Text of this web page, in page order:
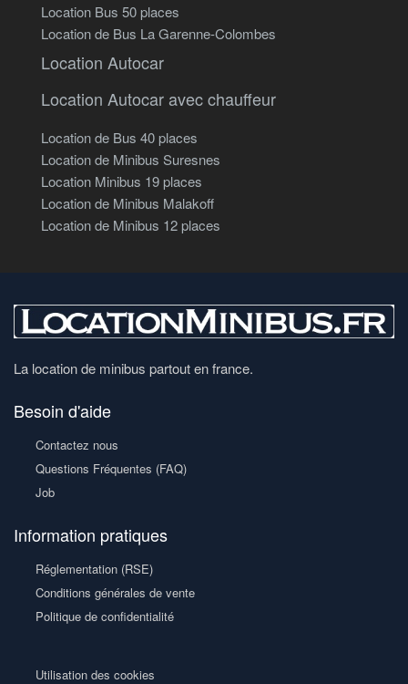
Location Bus 50 places
Location de Bus La Garenne-Colombes
Location Autocar
Location Autocar avec chauffeur
Location de Bus 40 places
Location de Minibus Suresnes
Location Minibus 19 places
Location de Minibus Malakoff
Location de Minibus 12 places
La location de minibus partout en france.
Besoin d'aide
Contactez nous
Questions Fréquentes (FAQ)
Job
Information pratiques
Réglementation (RSE)
Conditions générales de vente
Politique de confidentialité
Utilisation des cookies